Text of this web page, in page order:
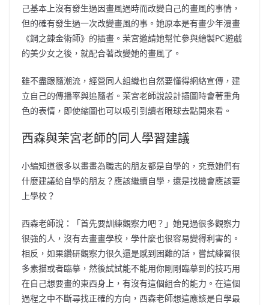
己基本上沒有發生過因畫風過時而改變自己的畫風的事情，
但的確有發生過一次改變畫風的事。她原本是有畫少年漫畫
《鋼之鍊金術師》 的插畫。 茉宮邀請她幫忙參與繪製PC遊戲
的美少女之後，就配合著改變她的畫風了。
雖不盡跟隨潮流，經營同人組織也自然要懂得網絡宣傳，建
立自己的傳播率與追隨者。 茉宮老師說設計插圖時會著重角
色的表情，即使縮圖也可以吸引到讀者眼球去點開來看。
西森與茉宮老師的同人學習建議
小編知道很多以畫畫為職志的朋友都是自學的，究竟她們有
什麼建議給自學的朋友？應該繼續自學，還是找機會應該要
上學校？
西森老師說：「首先要訓練觀察力吧？」 她見過很多觀察力
很強的人，沒有去畫畫學校，學什麼也很容易變得利害的。
相反，如果鑽研觀察力很久還是感到困難的話，嘗試練習很
多素描或者臨摹，然後試試能不能用你剛剛臨摹到的技巧用
在自己想要畫的東西身上，有沒有這個組合的能力。在這個
過程之中不斷尋找正確的方向，西森老師想這應該是自學最